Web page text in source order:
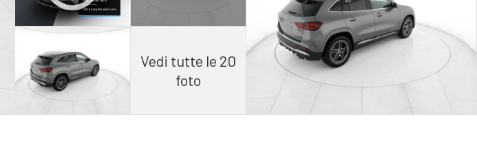
Vedi tutte le 20
foto